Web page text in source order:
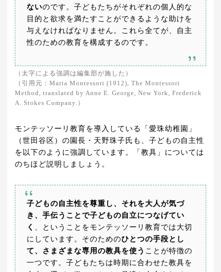
ないのです。子どもたちがそれぞれの個人的な
目的と欲求を満たすことができるような助けを
与えなければなりません。これら全てが、自主
性のための教育を構成するのです。
（太字による強調は編集部が施した）
（引用元：Maria Montessori (1912), The Montessori
Method, translated by Anne E. George, New York, Frederick
A. Stokes Company.）
モンテッソーリ教育を導入している「愛珠幼稚園」
（世田谷区）の園長・天野珠子氏も、子どもの自主性
を以下のように強調しています。「教具」については
のちほど説明しましょう。
子どもの自主性を尊重し、それを大人が気づ
き、手伝うことで子どもの自立につなげてい
く
、ということをモンテッソーリ教育では大切
にしています。そのためのひとつの手段とし
て、さまざまな専用の教具を使う ことが特徴の
一つです。子どもたちは時期に合わせた教具を